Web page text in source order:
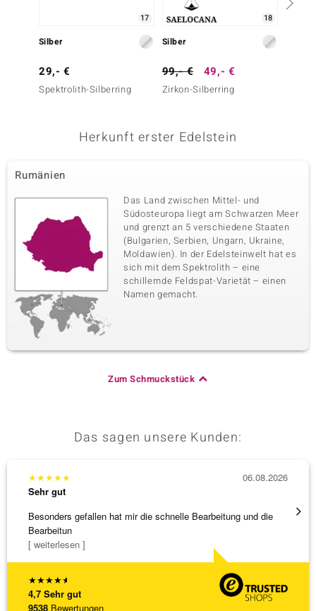
17
Silber
29,- €
Spektrolith-Silberring
18
Silber
99,- € 49,- €
Zirkon-Silberring
Herkunft erster Edelstein
Rumänien
Das Land zwischen Mittel- und
Südosteuropa liegt am Schwarzen Meer
und grenzt an 5 verschiedene Staaten
(Bulgarien, Serbien, Ungarn, Ukraine,
Moldawien). In der Edelsteinwelt hat es
sich mit dem Spektrolith – eine
schillernde Feldspat-Varietät – einen
Namen gemacht.
Zum Schmuckstück
Das sagen unsere Kunden:
★★★★★
4,7 Sehr gut
9538 Bewertungen
★★★★★
Sehr gut
Besonders gefallen hat mir die schnelle Bearbeitung und die
Bearbeitun
[ weiterlesen ]
06.08.2026
Top